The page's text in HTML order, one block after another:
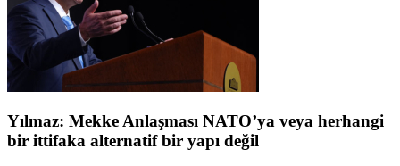
Yılmaz: Mekke Anlaşması NATO’ya veya herhangi
bir ittifaka alternatif bir yapı değil